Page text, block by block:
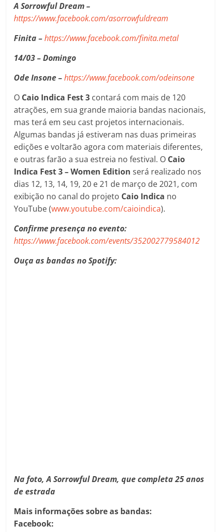
A Sorrowful Dream –
https://www.facebook.com/asorrowfuldream
Finita –https://www.facebook.com/finita.metal
14/03 – Domingo
Ode Insone –https://www.facebook.com/odeinsone
O Caio Indica Fest 3 contará com mais de 120
atrações, em sua grande maioria bandas nacionais,
mas terá em seu cast projetos internacionais.
Algumas bandas já estiveram nas duas primeiras
edições e voltarão agora com materiais diferentes,
e outras farão a sua estreia no festival. O Caio
Indica Fest 3 – Women Edition será realizado nos
dias 12, 13, 14, 19, 20 e 21 de março de 2021, com
exibição no canal do projeto Caio Indica no
YouTube (www.youtube.com/caioindica).
Confirme presença no evento:
https://www.facebook.com/events/352002779584012
Ouça as bandas no Spotify:
Na foto, A Sorrowful Dream, que completa 25 anos
de estrada
Mais informações sobre as bandas:
Facebook: